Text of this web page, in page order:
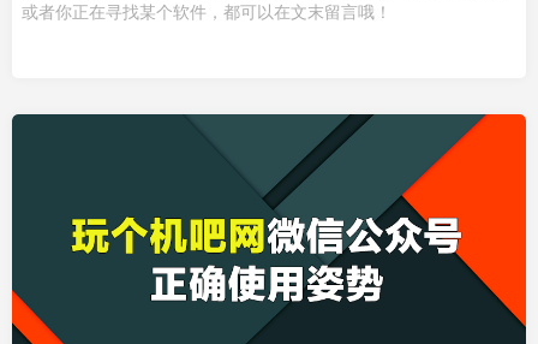
或者你正在寻找某个软件，都可以在文末留言哦！